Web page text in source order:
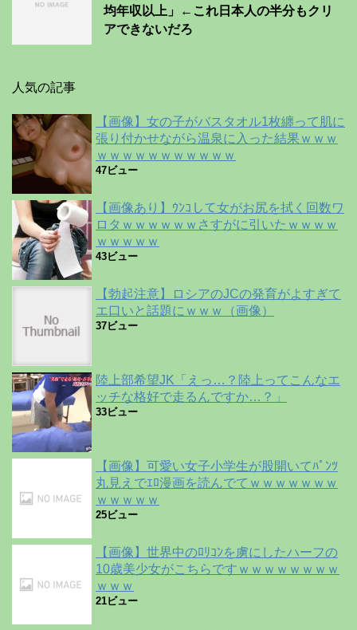
均年収以上」←これ日本人の半分もクリ
アできないだろ
人気の記事
【画像】女の子がバスタオル1枚纏って肌に
張り付かせながら温泉に入った結果ｗｗｗ
ｗｗｗｗｗｗｗｗｗｗｗ
47ビュー
【画像あり】ｳﾝｺして女がお尻を拭く回数ワ
ロタｗｗｗｗｗｗさすがに引いたｗｗｗｗ
ｗｗｗｗｗ
43ビュー
【勃起注意】ロシアのJCの発育がよすぎて
エ口いと話題にｗｗｗ（画像）
37ビュー
陸上部希望JK「えっ…？陸上ってこんなエ
ッチな格好で走るんですか…？」
33ビュー
【画像】可愛い女子小学生が股開いてﾊﾟﾝﾂ
丸見えでｴﾛ漫画を読んでてｗｗｗｗｗｗｗ
ｗｗｗｗｗ
25ビュー
【画像】世界中のﾛﾘｺﾝを虜にしたハーフの
10歳美少女がこちらですｗｗｗｗｗｗｗｗ
ｗｗｗ
21ビュー